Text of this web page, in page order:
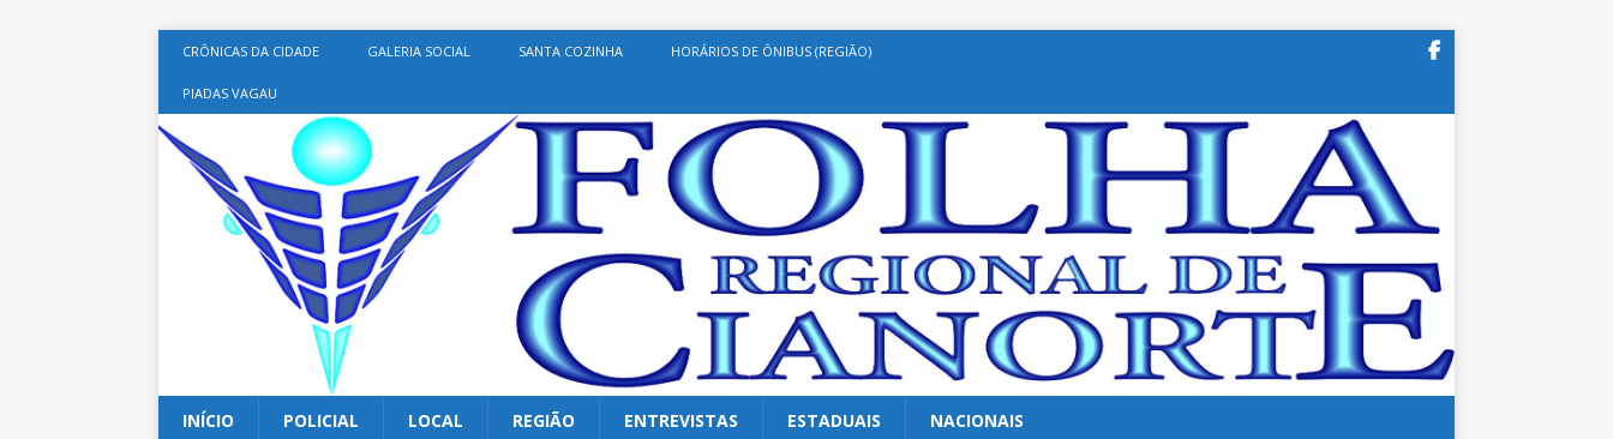
CRÔNICAS DA CIDADE GALERIA SOCIAL SANTA COZINHA HORÁRIOS DE ÔNIBUS (REGIÃO)
PIADAS VAGAU
INÍCIO POLICIAL LOCAL REGIÃO ENTREVISTAS ESTADUAIS NACIONAIS